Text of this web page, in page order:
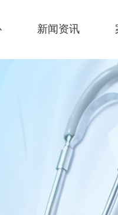
新闻资讯